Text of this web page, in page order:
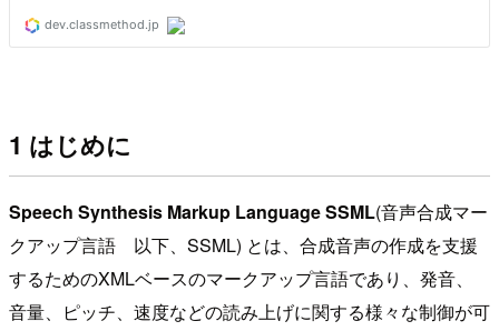
1 はじめに
Speech Synthesis Markup LanguageSSML(音声合成マー
クアップ言語 以下、SSML) とは、合成音声の作成を支援
するためのXMLベースのマークアップ言語であり、発音、
音量、ピッチ、速度などの読み上げに関する様々な制御が可